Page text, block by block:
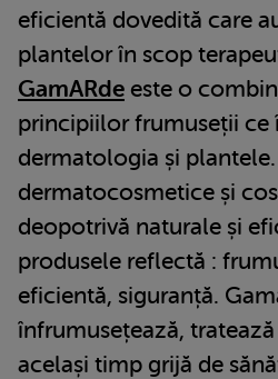
eficientă dovedită care
plantelor în scop
GamARde este o
principiilor frumuseții ce
dermatologia și
dermatocosmetice și
deopotrivă naturale și
produsele reflectă :
eficientă, siguranță.
înfrumusețează,
același timp grijă de